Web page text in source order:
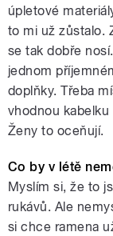
úpletové
to mi už zůstalo.
se tak dobře
jednom
doplňky. Třeba
vhodnou kabelku
Ženy to oceňují.
Co by v létě
Myslím si, že to
rukávů. Ale
si chce ramena